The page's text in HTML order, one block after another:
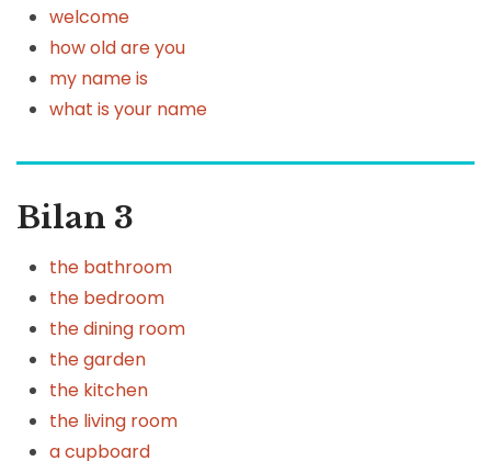
welcome
how old are you
my name is
what is your name
Bilan 3
the bathroom
the bedroom
the dining room
the garden
the kitchen
the living room
a cupboard